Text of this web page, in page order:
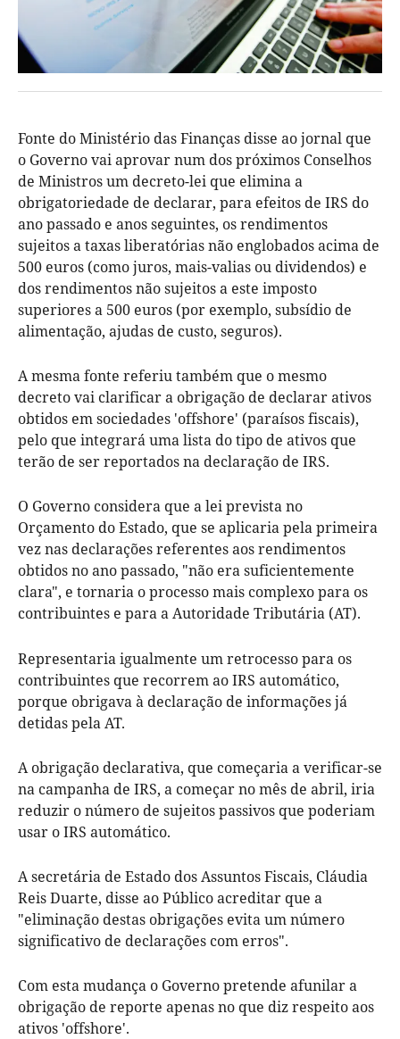
Fonte do Ministério das Finanças disse ao jornal que
o Governo vai aprovar num dos próximos Conselhos
de Ministros um decreto-lei que elimina a
obrigatoriedade de declarar, para efeitos de IRS do
ano passado e anos seguintes, os rendimentos
sujeitos a taxas liberatórias não englobados acima de
500 euros (como juros, mais-valias ou dividendos) e
dos rendimentos não sujeitos a este imposto
superiores a 500 euros (por exemplo, subsídio de
alimentação, ajudas de custo, seguros).
A mesma fonte referiu também que o mesmo
decreto vai clarificar a obrigação de declarar ativos
obtidos em sociedades 'offshore' (paraísos fiscais),
pelo que integrará uma lista do tipo de ativos que
terão de ser reportados na declaração de IRS.
O Governo considera que a lei prevista no
Orçamento do Estado, que se aplicaria pela primeira
vez nas declarações referentes aos rendimentos
obtidos no ano passado, "não era suficientemente
clara", e tornaria o processo mais complexo para os
contribuintes e para a Autoridade Tributária (AT).
Representaria igualmente um retrocesso para os
contribuintes que recorrem ao IRS automático,
porque obrigava à declaração de informações já
detidas pela AT.
A obrigação declarativa, que começaria a verificar-se
na campanha de IRS, a começar no mês de abril, iria
reduzir o número de sujeitos passivos que poderiam
usar o IRS automático.
A secretária de Estado dos Assuntos Fiscais, Cláudia
Reis Duarte, disse ao Público acreditar que a
"eliminação destas obrigações evita um número
significativo de declarações com erros".
Com esta mudança o Governo pretende afunilar a
obrigação de reporte apenas no que diz respeito aos
ativos 'offshore'.